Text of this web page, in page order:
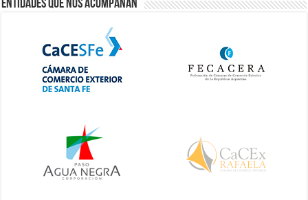
Entidades que nos acompañan